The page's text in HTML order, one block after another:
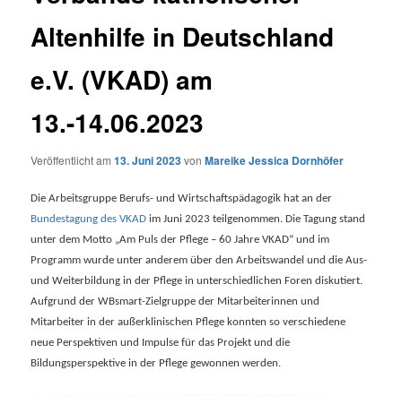
Altenhilfe in Deutschland
e.V. (VKAD) am
13.-14.06.2023
Veröffentlicht am13. Juni 2023vonMareike Jessica Dornhöfer
Die Arbeitsgruppe Berufs- und Wirtschaftspädagogik hat an der
Bundestagung des VKAD im Juni 2023 teilgenommen. Die Tagung stand
unter dem Motto „Am Puls der Pflege – 60 Jahre VKAD“ und im
Programm wurde unter anderem über den Arbeitswandel und die Aus-
und Weiterbildung in der Pflege in unterschiedlichen Foren diskutiert.
Aufgrund der WBsmart-Zielgruppe der Mitarbeiterinnen und
Mitarbeiter in der außerklinischen Pflege konnten so verschiedene
neue Perspektiven und Impulse für das Projekt und die
Bildungsperspektive in der Pflege gewonnen werden.